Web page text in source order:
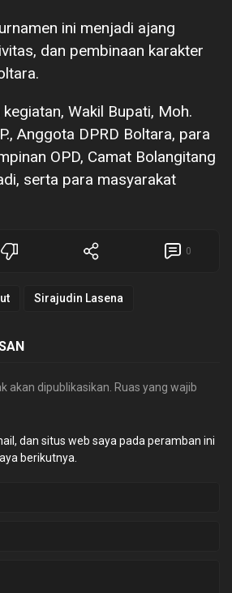
ini menjadi ajang
dan pembinaan karakter
Wakil Bupati, Moh.
Anggota DPRD Boltara, para
OPD, Camat Bolangitang
serta para masyarakat
0
Sirajudin Lasena
akan dipublikasikan. Ruas yang wajib
dan situs web saya pada peramban ini
berikutnya.